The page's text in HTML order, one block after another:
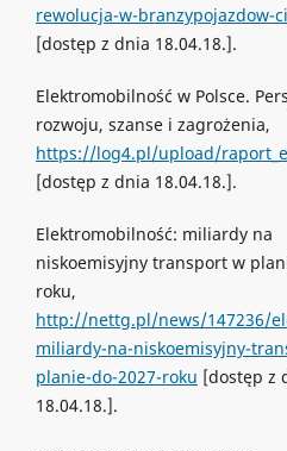
rewolucja-w-branzypojazdow-
[dostęp z dnia 18.04.18.].
Elektromobilność w Polsce.
rozwoju, szanse i zagrożenia,
https://log4.pl/upload/
[dostęp z dnia 18.04.18.].
Elektromobilność: miliardy na
niskoemisyjny transport w
roku,
http://nettg.pl/news/147236/
miliardy-na-niskoemisyjny-
planie-do-2027-roku [dostęp z
18.04.18.].